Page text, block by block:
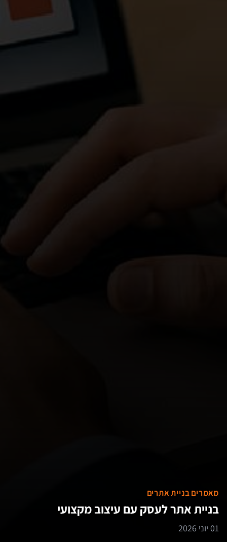
מאמרים בניית אתרים
בניית אתר לעסק עם עיצוב מקצועי
01 יוני 2026